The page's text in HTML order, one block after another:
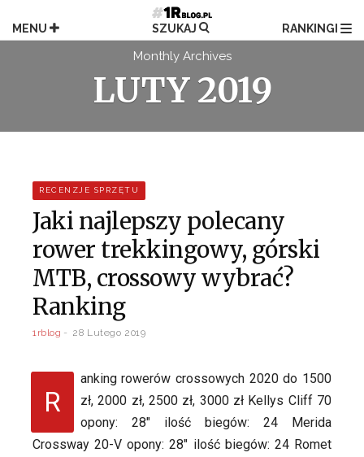
do
treści
MENU SZUKAJ RANKINGI
Monthly Archives
LUTY 2019
RECENZJE SPRZĘTU
Jaki najlepszy polecany
rower trekkingowy, górski
MTB, crossowy wybrać?
Ranking
1rblog 28 Lutego 2019
R
anking rowerów crossowych 2020 do 1500
zł, 2000 zł, 2500 zł, 3000 zł Kellys Cliff 70
opony: 28″ ilość biegów: 24 Merida
Crossway 20-V opony: 28″ ilość biegów: 24 Romet